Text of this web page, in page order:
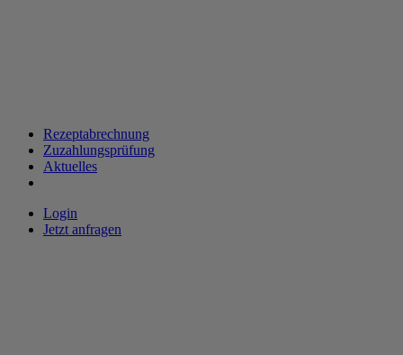
Rezeptabrechnung
Zuzahlungsprüfung
Aktuelles
Login
Jetzt anfragen